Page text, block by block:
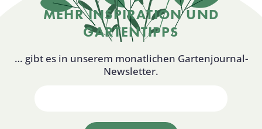
MEHR INSPIRATION UND
GARTENTIPPS
… gibt es in unserem monatlichen Gartenjournal-
Newsletter.